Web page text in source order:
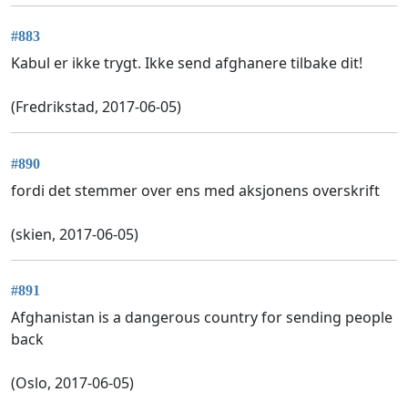
#883
Kabul er ikke trygt. Ikke send afghanere tilbake dit!
(Fredrikstad, 2017-06-05)
#890
fordi det stemmer over ens med aksjonens overskrift
(skien, 2017-06-05)
#891
Afghanistan is a dangerous country for sending people
back
(Oslo, 2017-06-05)